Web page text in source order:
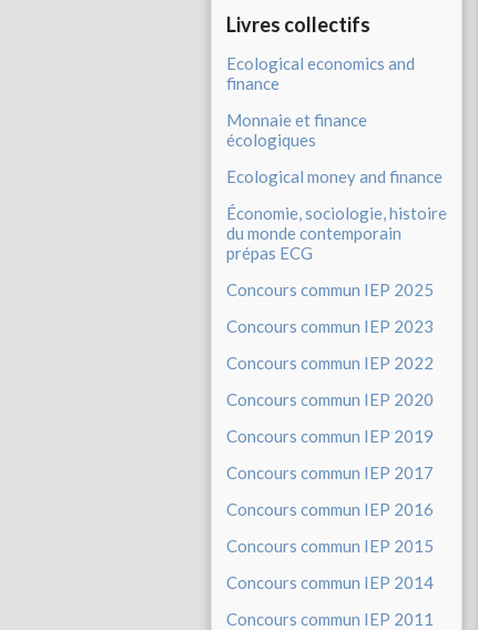
Livres collectifs
Ecological economics and
finance
Monnaie et finance
écologiques
Ecological money and finance
Économie, sociologie, histoire
du monde contemporain
prépas ECG
Concours commun IEP 2025
Concours commun IEP 2023
Concours commun IEP 2022
Concours commun IEP 2020
Concours commun IEP 2019
Concours commun IEP 2017
Concours commun IEP 2016
Concours commun IEP 2015
Concours commun IEP 2014
Concours commun IEP 2011